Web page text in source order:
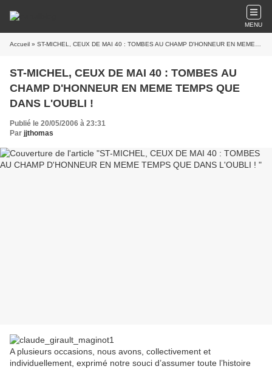
MENU
Accueil » ST-MICHEL, CEUX DE MAI 40 : TOMBES AU CHAMP D'HONNEUR EN MEME TEMPS QUE DANS L'OUBLI !
ST-MICHEL, CEUX DE MAI 40 : TOMBES AU
CHAMP D'HONNEUR EN MEME TEMPS QUE
DANS L'OUBLI !
Publié le 20/05/2006 à 23:31
Par jjthomas
A plusieurs occasions, nous avons, collectivement et
individuellement, exprimé notre souci d’assumer toute l’histoire